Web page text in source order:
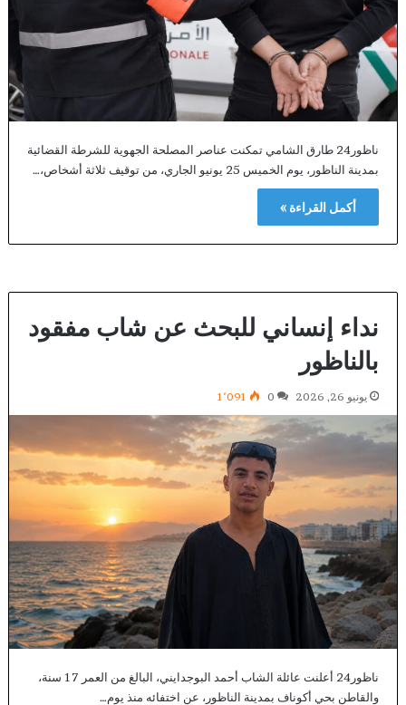
ناظور24 طارق الشامي تمكنت عناصر المصلحة الجهوية للشرطة القضائية
بمدينة الناظور، يوم الخميس 25 يونيو الجاري، من توقيف ثلاثة أشخاص،…
أكمل القراءة »
نداء إنساني للبحث عن شاب مفقود
بالناظور
يونيو 26, 2026 0 1٬091
ناظور24 أعلنت عائلة الشاب أحمد البوجدايني، البالغ من العمر 17 سنة،
والقاطن بحي أكوناف بمدينة الناظور، عن اختفائه منذ يوم…